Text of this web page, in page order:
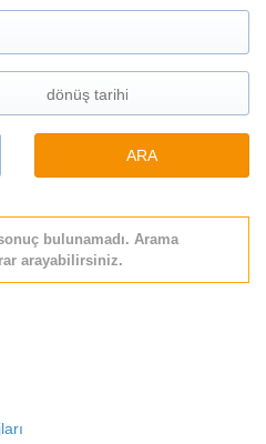
ARA
bulunamadı. Arama
arayabilirsiniz.